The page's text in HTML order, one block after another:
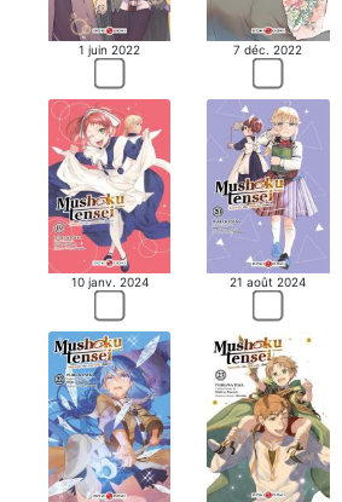
1 juin 2022 7 déc. 2022
10 janv. 2024 21 août 2024